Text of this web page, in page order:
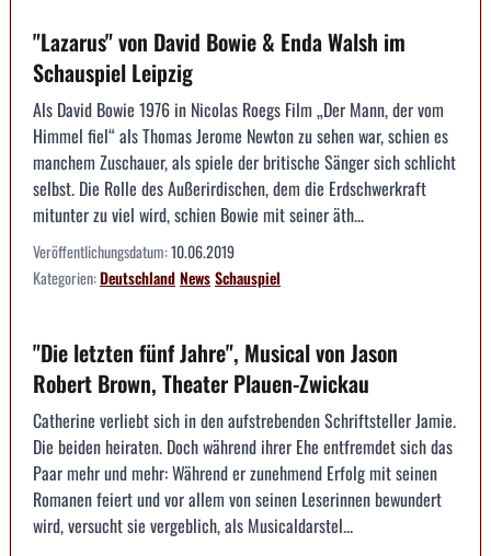
"Lazarus" von David Bowie & Enda Walsh im
Schauspiel Leipzig
Als David Bowie 1976 in Nicolas Roegs Film „Der Mann, der vom
Himmel fiel“ als Thomas Jerome Newton zu sehen war, schien es
manchem Zuschauer, als spiele der britische Sänger sich schlicht
selbst. Die Rolle des Außerirdischen, dem die Erdschwerkraft
mitunter zu viel wird, schien Bowie mit seiner äth...
Veröffentlichungsdatum:10.06.2019
Kategorien:DeutschlandNewsSchauspiel
"Die letzten fünf Jahre", Musical von Jason
Robert Brown, Theater Plauen-Zwickau
Catherine verliebt sich in den aufstrebenden Schriftsteller Jamie.
Die beiden heiraten. Doch während ihrer Ehe entfremdet sich das
Paar mehr und mehr: Während er zunehmend Erfolg mit seinen
Romanen feiert und vor allem von seinen Leserinnen bewundert
wird, versucht sie vergeblich, als Musicaldarstel...